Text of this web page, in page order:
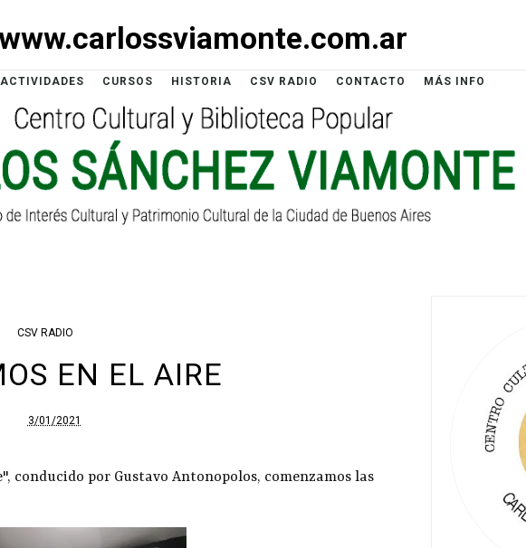
ACTIVIDADES CURSOS HISTORIA CSV RADIO CONTACTO MÁS INFO
CSV RADIO
EN EL AIRE
3/01/2021
conducido por Gustavo Antonopolos, comenzamos las